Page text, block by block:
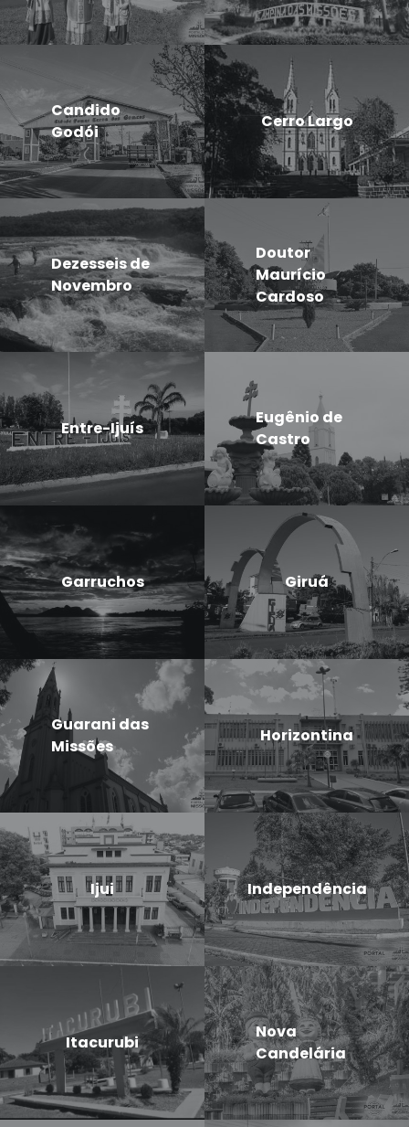
Candido
Godói
Cerro Largo
Dezesseis de
Novembro
Doutor
Maurício
Cardoso
Entre-Ijuís
Eugênio de
Castro
Garruchos Giruá
Guarani das
Missões
Horizontina
Ijui Independência
Itacurubi
Nova
Candelária